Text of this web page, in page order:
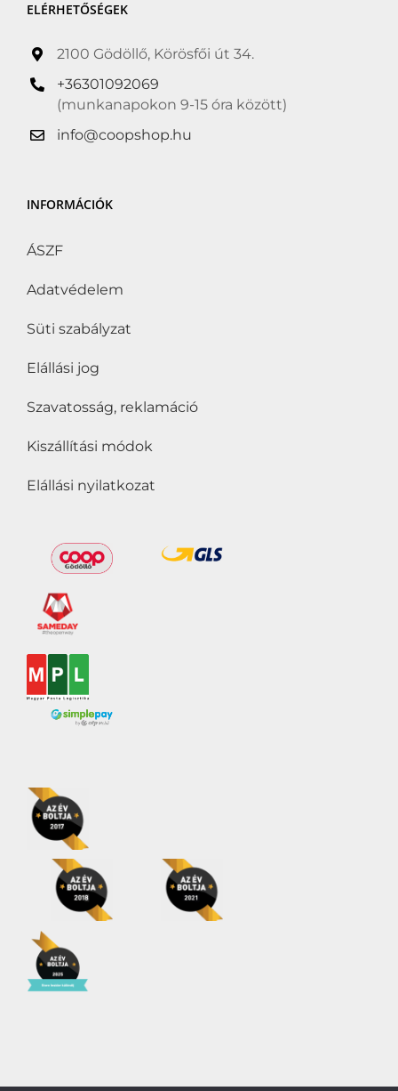
Kóser(0)
Kötelező akció
Következő Kötelező
akció(0)
Suitable for Vegans
Tejcukor-érzékenyek is
fogyaszthatják
Vegetáriánusok is
ELÉRHETŐSÉGEK
2100 Gödöllő, Körösfői út 34.
+36301092069
(munkanapokon 9-15 óra között)
info@coopshop.hu
INFORMÁCIÓK
ÁSZF
Adatvédelem
Süti szabályzat
Elállási jog
Szavatosság, reklamáció
Kiszállítási módok
Elállási nyilatkozat